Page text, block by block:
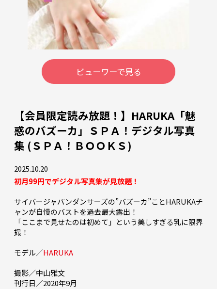
ビューワーで見る
【会員限定読み放題！】HARUKA「魅
惑のバズーカ」ＳＰＡ！デジタル写真
集 (ＳＰＡ！ＢＯＯＫＳ)
2025.10.20
初月99円でデジタル写真集が見放題！
サイバージャパンダンサーズの”バズーカ”ことHARUKAチ
ャンが自慢のバストを過去最大露出！
「ここまで見せたのは初めて」という美しすぎる乳に限界
撮！
モデル／HARUKA
撮影／中山雅文
刊行日／2020年9月